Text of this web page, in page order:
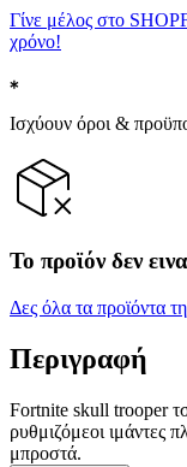
Γίνε μέλος στο
χρόνο!
Ισχύουν όροι &
Το προϊόν δεν
Δες όλα τα προϊόντα
Περιγραφή
Fortnite skull trooper
ρυθμιζόμεοι ιμάντες
μπροστά.